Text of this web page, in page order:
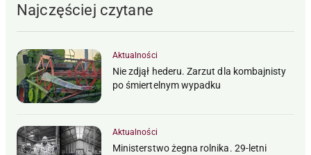
Najczęściej czytane
Aktualności
Nie zdjął hederu. Zarzut dla kombajnisty
po śmiertelnym wypadku
Aktualności
Ministerstwo żegna rolnika. 29-letni